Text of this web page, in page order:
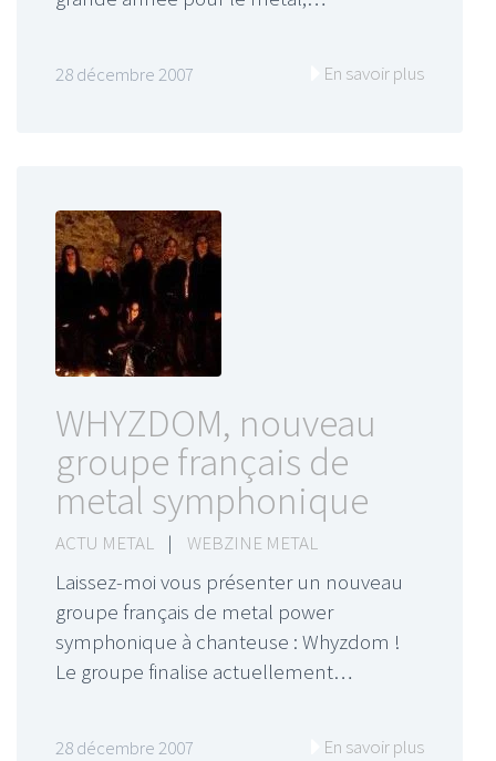
28 décembre 2007 En savoir plus
WHYZDOM, nouveau
groupe français de
metal symphonique
ACTU METAL | WEBZINE METAL
Laissez-moi vous présenter un nouveau
groupe français de metal power
symphonique à chanteuse : Whyzdom !
Le groupe finalise actuellement…
28 décembre 2007 En savoir plus